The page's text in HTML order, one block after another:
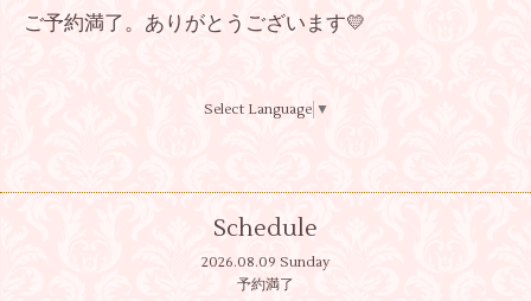
ご予約満了。ありがとうございます💛
Select Language ▼
Schedule
2026.08.09 Sunday
予約満了